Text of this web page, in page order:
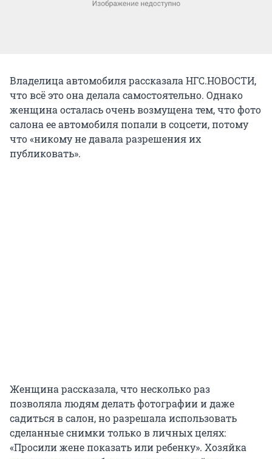
Владелица автомобиля рассказала НГС.НОВОСТИ,
что всё это она делала самостоятельно. Однако
женщина осталась очень возмущена тем, что фото
салона ее автомобиля попали в соцсети, потому
что «никому не давала разрешения их
публиковать».
Женщина рассказала, что несколько раз
позволяла людям делать фотографии и даже
садиться в салон, но разрешала использовать
сделанные снимки только в личных целях:
«Просили жене показать или ребенку». Хозяйка